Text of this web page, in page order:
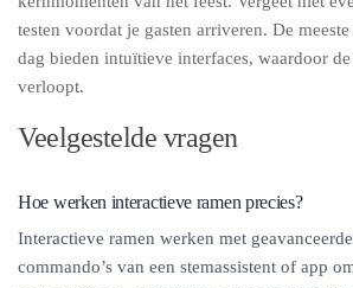
testen voordat je gasten arriveren. De
dag bieden intuïtieve interfaces, waardoor
verloopt.
Veelgestelde vragen
Hoe werken interactieve ramen precies?
Interactieve ramen werken met
commando’s van een stemassistent of app